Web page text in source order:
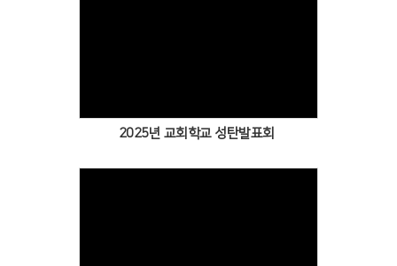
2025년 교회학교 성탄발표회